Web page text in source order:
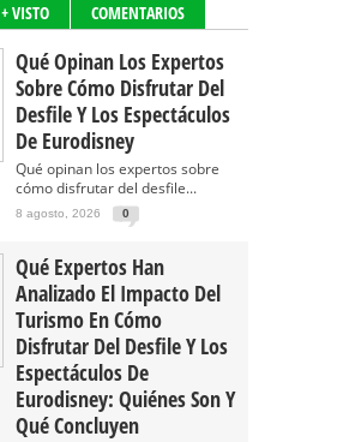
+ VISTO COMENTARIOS
Qué Opinan Los Expertos
Sobre Cómo Disfrutar Del
Desfile Y Los Espectáculos
De Eurodisney
Qué opinan los expertos sobre
cómo disfrutar del desfile...
8 agosto, 2026 0
Qué Expertos Han
Analizado El Impacto Del
Turismo En Cómo
Disfrutar Del Desfile Y Los
Espectáculos De
Eurodisney: Quiénes Son Y
Qué Concluyen